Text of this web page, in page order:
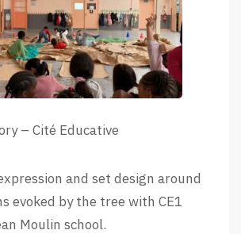
– Cité Educative
and set design around
evoked by the tree with CE1
Moulin school.